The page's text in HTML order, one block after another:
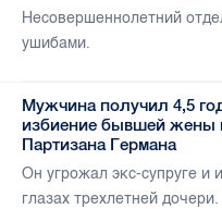
Несовершеннолетний
ушибами.
Мужчина получил 4,5
избиение бывшей жены
Партизана Германа
Он угрожал экс-супруге и
глазах трехлетней дочери.